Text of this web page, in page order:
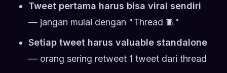
Tweet pertama harus bisa viral sendiri
— jangan mulai dengan "Thread 🧵"
Setiap tweet harus valuable standalone
— orang sering retweet 1 tweet dari thread